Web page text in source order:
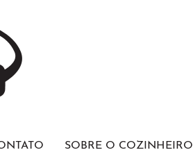
SOBRE O COZINHEIRO